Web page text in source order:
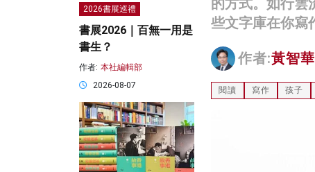
的方式。如行雲
些文字庫在你寫
作者:黃智華
閱讀 寫作 孩子
2026書展巡禮
書展2026｜百無一用是
書生？
作者: 本社編輯部
2026-08-07